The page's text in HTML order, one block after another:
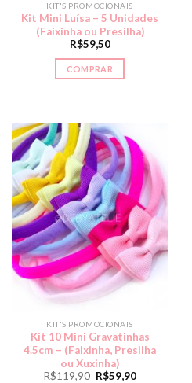
KIT'S PROMOCIONAIS
Kit Mini Luísa – 5 Unidades
(Faixinha ou Presilha)
R$59,50
COMPRAR
KIT'S PROMOCIONAIS
Kit 10 Mini Gravatinhas
4.5cm – (Faixinha, Presilha
ou Xuxinha)
R$119,90 R$59,90